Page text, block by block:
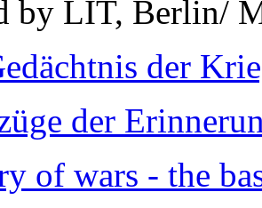
by LIT, Berlin/
der
der
of wars - the